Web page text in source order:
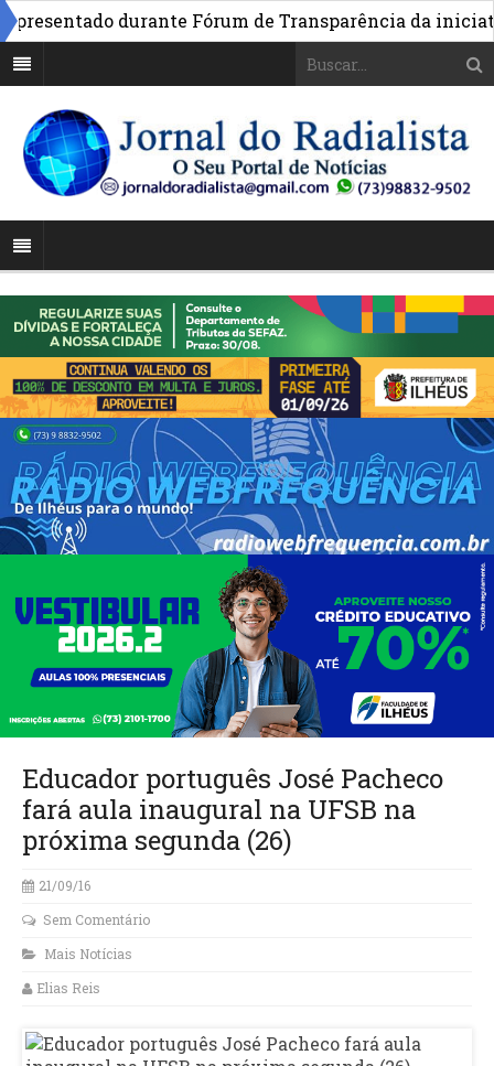
durante Fórum de Transparência da iniciativa
Educador português José Pacheco
fará aula inaugural na UFSB na
próxima segunda (26)
21/09/16
Sem Comentário
Mais Notícias
Elias Reis